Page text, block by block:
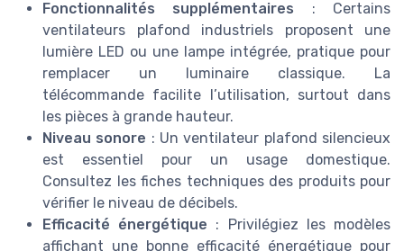
Fonctionnalités supplémentaires : Certains
ventilateurs plafond industriels proposent une
lumière LED ou une lampe intégrée, pratique pour
remplacer un luminaire classique. La
télécommande facilite l’utilisation, surtout dans
les pièces à grande hauteur.
Niveau sonore : Un ventilateur plafond silencieux
est essentiel pour un usage domestique.
Consultez les fiches techniques des produits pour
vérifier le niveau de décibels.
Efficacité énergétique : Privilégiez les modèles
affichant une bonne efficacité énergétique pour